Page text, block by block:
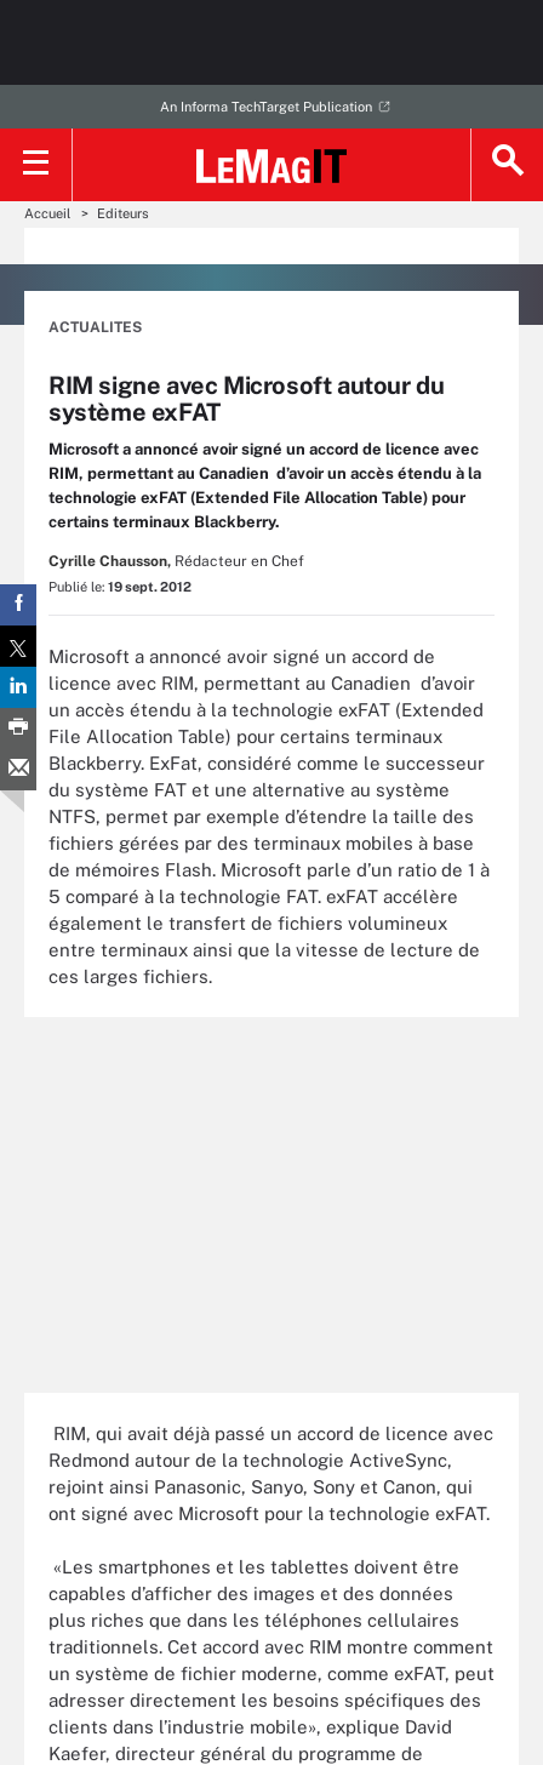
An Informa TechTarget Publication
Accueil Editeurs
ACTUALITES
RIM signe avec Microsoft autour du
système exFAT
Microsoft a annoncé avoir signé un accord de licence avec
RIM, permettant au Canadien d’avoir un accès étendu à la
technologie exFAT (Extended File Allocation Table) pour
certains terminaux Blackberry.
Cyrille Chausson, Rédacteur en Chef
Publié le: 19 sept. 2012
Microsoft a annoncé avoir signé un accord de
licence avec RIM, permettant au Canadien d’avoir
un accès étendu à la technologie exFAT (Extended
File Allocation Table) pour certains terminaux
Blackberry. ExFat, considéré comme le successeur
du système FAT et une alternative au système
NTFS, permet par exemple d’étendre la taille des
fichiers gérées par des terminaux mobiles à base
de mémoires Flash. Microsoft parle d’un ratio de 1 à
5 comparé à la technologie FAT. exFAT accélère
également le transfert de fichiers volumineux
entre terminaux ainsi que la vitesse de lecture de
ces larges fichiers.
RIM, qui avait déjà passé un accord de licence avec
Redmond autour de la technologie ActiveSync,
rejoint ainsi Panasonic, Sanyo, Sony et Canon, qui
ont signé avec Microsoft pour la technologie exFAT.
«Les smartphones et les tablettes doivent être
capables d’afficher des images et des données
plus riches que dans les téléphones cellulaires
traditionnels. Cet accord avec RIM montre comment
un système de fichier moderne, comme exFAT, peut
adresser directement les besoins spécifiques des
clients dans l’industrie mobile», explique David
Kaefer, directeur général du programme de